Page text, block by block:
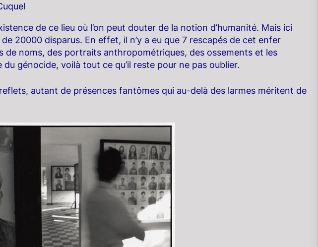
de ce lieu où l’on peut douter de la notion d’humanité. Mais ici
20000 disparus. En effet, il n’y a eu que 7 rescapés de cet enfer
de noms, des portraits anthropométriques, des ossements et les
génocide, voilà tout ce qu’il reste pour ne pas oublier.
autant de présences fantômes qui au-delà des larmes méritent de